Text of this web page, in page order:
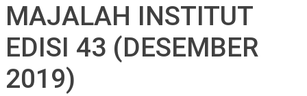
MAJALAH INSTITUT
EDISI 43 (DESEMBER
2019)